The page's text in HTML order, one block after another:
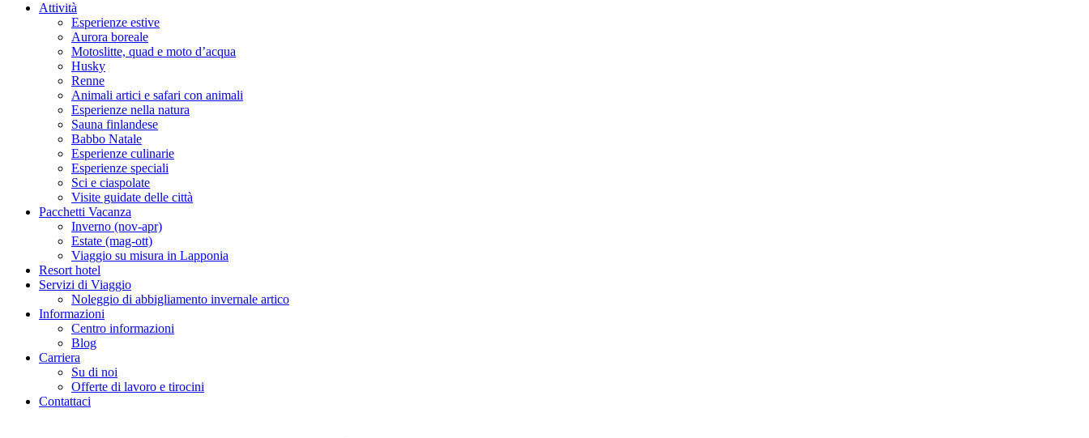
Attività
Esperienze estive
Aurora boreale
Motoslitte, quad e moto d’acqua
Husky
Renne
Animali artici e safari con animali
Esperienze nella natura
Sauna finlandese
Babbo Natale
Esperienze culinarie
Esperienze speciali
Sci e ciaspolate
Visite guidate delle città
Pacchetti Vacanza
Inverno (nov-apr)
Estate (mag-ott)
Viaggio su misura in Lapponia
Resort hotel
Servizi di Viaggio
Noleggio di abbigliamento invernale artico
Informazioni
Centro informazioni
Blog
Carriera
Su di noi
Offerte di lavoro e tirocini
Contattaci